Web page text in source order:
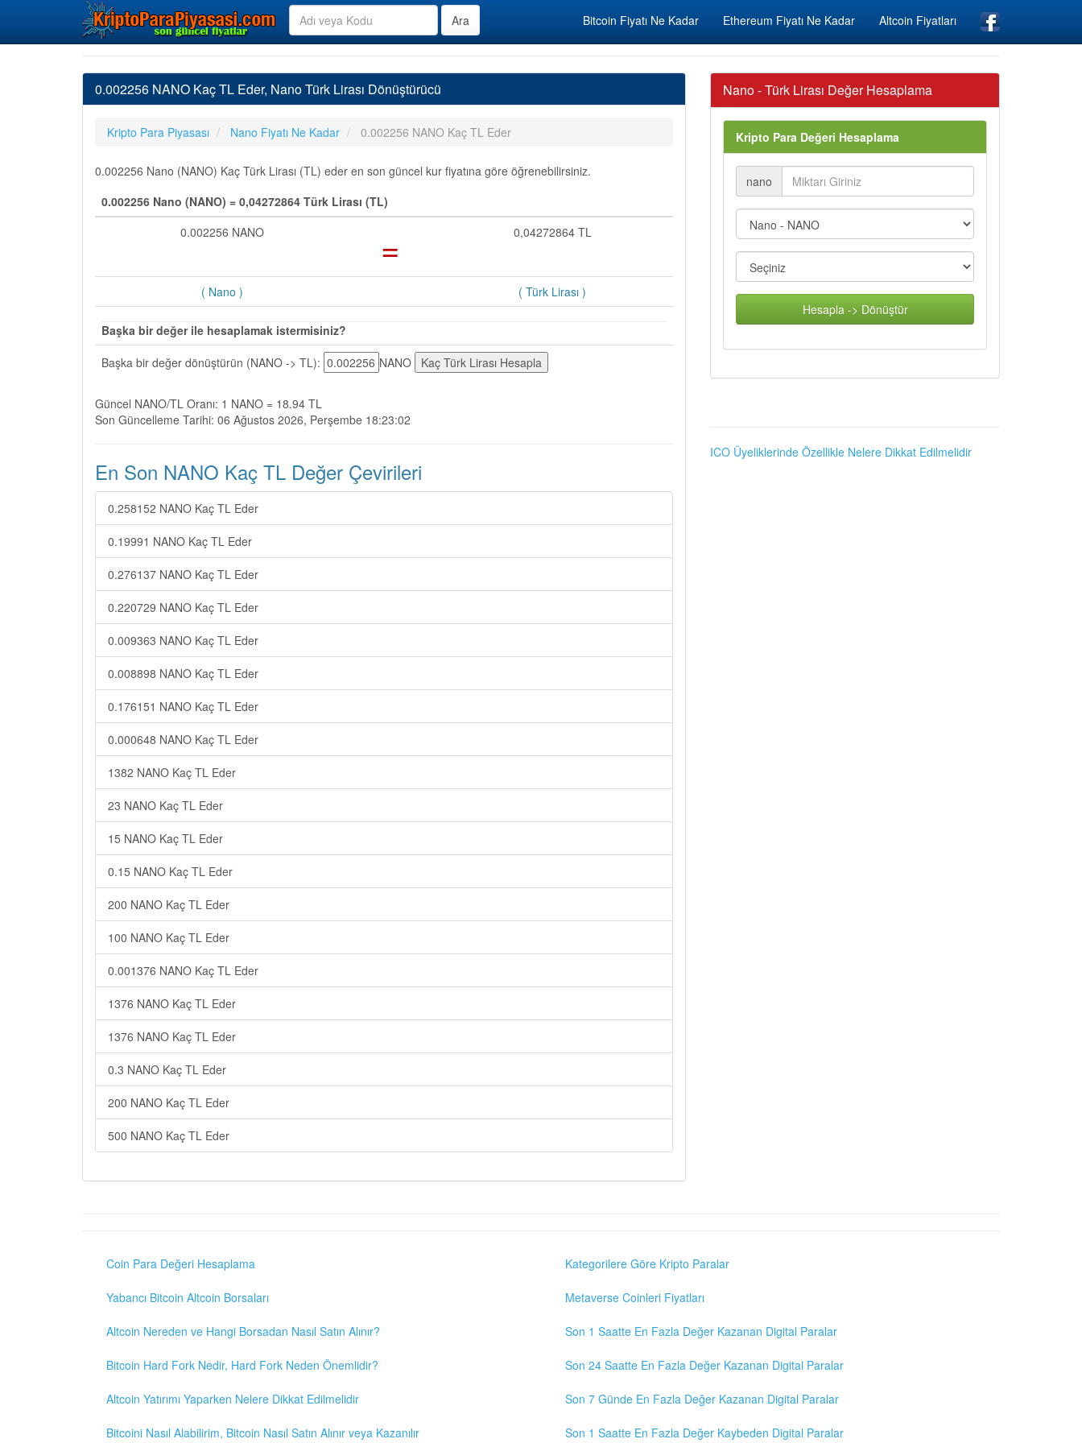
Bitcoin Fiyatı Ne Kadar Ethereum Fiyatı Ne Kadar Altcoin Fiyatları
0.002256 NANO Kaç TL Eder, Nano Türk Lirası Dönüştürücü
Kripto Para Piyasası Nano Fiyatı Ne Kadar 0.002256 NANO Kaç TL Eder
0.002256 Nano (NANO) Kaç Türk Lirası (TL) eder en son güncel kur fiyatına göre öğrenebilirsiniz.
0.002256 Nano (NANO) = 0,04272864 Türk Lirası (TL)
0.002256 NANO
= 0,04272864 TL
( Nano ) ( Türk Lirası )
Başka bir değer ile hesaplamak istermisiniz?
Başka bir değer dönüştürün (NANO -> TL):
NANO
Güncel NANO/TL Oranı: 1 NANO = 18.94 TL
Son Güncelleme Tarihi: 06 Ağustos 2026, Perşembe 18:23:02
En Son NANO Kaç TL Değer Çevirileri
0.258152 NANO Kaç TL Eder
0.19991 NANO Kaç TL Eder
0.276137 NANO Kaç TL Eder
0.220729 NANO Kaç TL Eder
0.009363 NANO Kaç TL Eder
0.008898 NANO Kaç TL Eder
0.176151 NANO Kaç TL Eder
0.000648 NANO Kaç TL Eder
1382 NANO Kaç TL Eder
23 NANO Kaç TL Eder
15 NANO Kaç TL Eder
0.15 NANO Kaç TL Eder
200 NANO Kaç TL Eder
100 NANO Kaç TL Eder
0.001376 NANO Kaç TL Eder
1376 NANO Kaç TL Eder
1376 NANO Kaç TL Eder
0.3 NANO Kaç TL Eder
200 NANO Kaç TL Eder
500 NANO Kaç TL Eder
Nano - Türk Lirası Değer Hesaplama
Kripto Para Değeri Hesaplama
nano
Hesapla -> Dönüştür
ICO Üyeliklerinde Özellikle Nelere Dikkat Edilmelidir
Coin Para Değeri Hesaplama
Yabancı Bitcoin Altcoin Borsaları
Altcoin Nereden ve Hangi Borsadan Nasıl Satın Alınır?
Bitcoin Hard Fork Nedir, Hard Fork Neden Önemlidir?
Altcoin Yatırımı Yaparken Nelere Dikkat Edilmelidir
Bitcoini Nasıl Alabilirim, Bitcoin Nasıl Satın Alınır veya Kazanılır
Kategorilere Göre Kripto Paralar
Metaverse Coinleri Fiyatları
Son 1 Saatte En Fazla Değer Kazanan Digital Paralar
Son 24 Saatte En Fazla Değer Kazanan Digital Paralar
Son 7 Günde En Fazla Değer Kazanan Digital Paralar
Son 1 Saatte En Fazla Değer Kaybeden Digital Paralar